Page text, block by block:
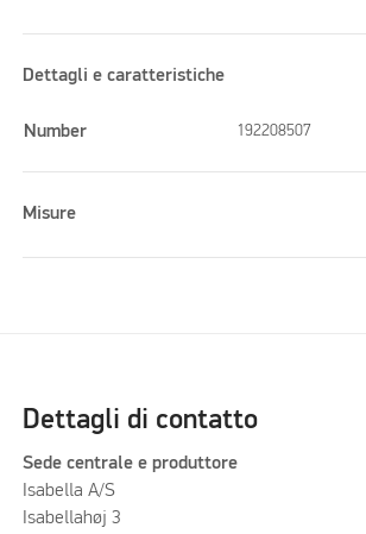
Dettagli e caratteristiche
Number 192208507
Misure
Dettagli di contatto
Sede centrale e produttore
Isabella A/S
Isabellahøj 3